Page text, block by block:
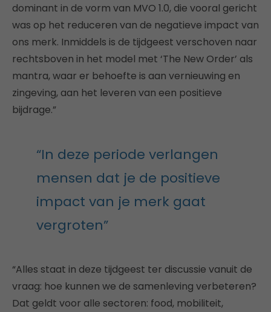
dominant in de vorm van MVO 1.0, die vooral gericht
was op het reduceren van de negatieve impact van
ons merk. Inmiddels is de tijdgeest verschoven naar
rechtsboven in het model met ‘The New Order’ als
mantra, waar er behoefte is aan vernieuwing en
zingeving, aan het leveren van een positieve
bijdrage.”
“In deze periode verlangen
mensen dat je de positieve
impact van je merk gaat
vergroten”
“Alles staat in deze tijdgeest ter discussie vanuit de
vraag: hoe kunnen we de samenleving verbeteren?
Dat geldt voor alle sectoren: food, mobiliteit,